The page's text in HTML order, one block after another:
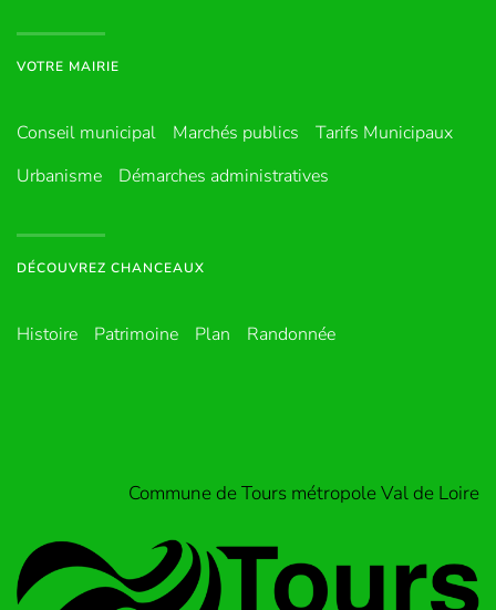
VOTRE MAIRIE
Conseil municipal Marchés publics
Tarifs Municipaux
Urbanisme
Démarches administratives
DÉCOUVREZ CHANCEAUX
Histoire Patrimoine Plan Randonnée
Commune de Tours métropole Val de Loire